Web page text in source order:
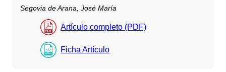
Segovia de Arana, José María
Artículo completo (PDF)
Ficha Artículo